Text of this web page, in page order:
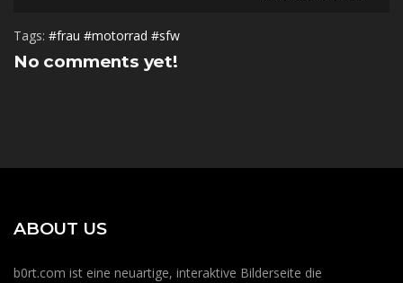
Tags: #frau #motorrad #sfw
No comments yet!
ABOUT US
b0rt.com ist eine neuartige, interaktive Bilderseite die